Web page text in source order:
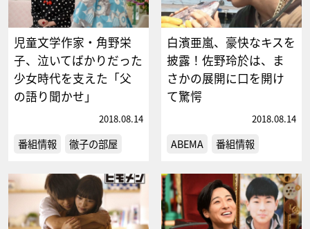
児童文学作家・角野栄
子、泣いてばかりだった
少女時代を支えた「父
の語り聞かせ」
2018.08.14
番組情報 徹子の部屋
白濱亜嵐、豪快なキスを
披露！佐野玲於は、ま
さかの展開に口を開け
て驚愕
2018.08.14
ABEMA 番組情報